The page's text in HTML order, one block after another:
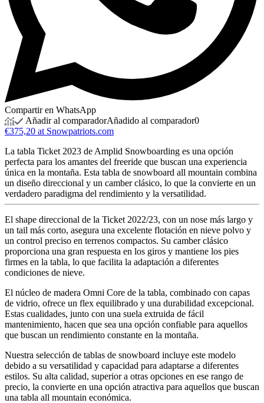
Compartir en WhatsApp
Añadir al comparadorAñadido al comparador0
€375,20 at Snowpatriots.com
La tabla Ticket 2023 de Amplid Snowboarding es una opción
perfecta para los amantes del freeride que buscan una experiencia
única en la montaña. Esta tabla de snowboard all mountain combina
un diseño direccional y un camber clásico, lo que la convierte en un
verdadero paradigma del rendimiento y la versatilidad.
El shape direccional de la Ticket 2022/23, con un nose más largo y
un tail más corto, asegura una excelente flotación en nieve polvo y
un control preciso en terrenos compactos. Su camber clásico
proporciona una gran respuesta en los giros y mantiene los pies
firmes en la tabla, lo que facilita la adaptación a diferentes
condiciones de nieve.
El núcleo de madera Omni Core de la tabla, combinado con capas
de vidrio, ofrece un flex equilibrado y una durabilidad excepcional.
Estas cualidades, junto con una suela extruida de fácil
mantenimiento, hacen que sea una opción confiable para aquellos
que buscan un rendimiento constante en la montaña.
Nuestra selección de tablas de snowboard incluye este modelo
debido a su versatilidad y capacidad para adaptarse a diferentes
estilos. Su alta calidad, superior a otras opciones en ese rango de
precio, la convierte en una opción atractiva para aquellos que buscan
una tabla all mountain económica.